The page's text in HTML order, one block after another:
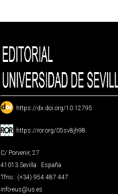
: https://dx.doi.org/10.12795
: https://ror.org/05sv8jh98
C/ Porvenir, 27
41013 Sevilla · España
Tfno.: (+34) 954 487 447
info-eus@us.es